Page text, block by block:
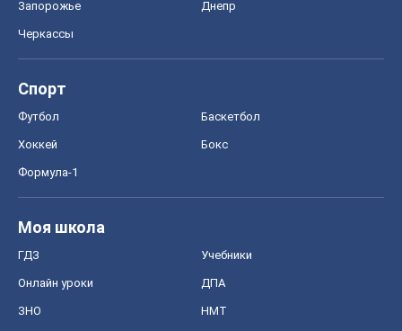
Запорожье Днепр
Черкассы
Спорт
Футбол Баскетбол
Хоккей Бокс
Формула-1
Моя школа
ГДЗ Учебники
Онлайн уроки ДПА
ЗНО НМТ